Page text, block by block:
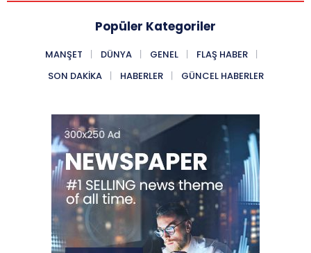
Popüler Kategoriler
MANŞET DÜNYA GENEL
FLAŞ HABER
SON DAKIKA
HABERLER GÜNCEL HABERLER